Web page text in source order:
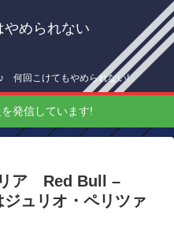
やめられない
何回こけてもやめられない!
発信しています!
ア Red Bull –
ュリオ・ペリツァ